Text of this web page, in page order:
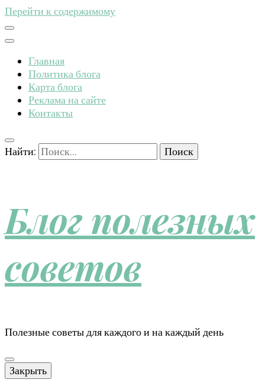
Перейти к содержимому
Главная
Политика блога
Карта блога
Реклама на сайте
Контакты
Найти:
Блог полезных
советов
Полезные советы для каждого и на каждый день
Закрыть